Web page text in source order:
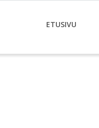
ETUSIVU